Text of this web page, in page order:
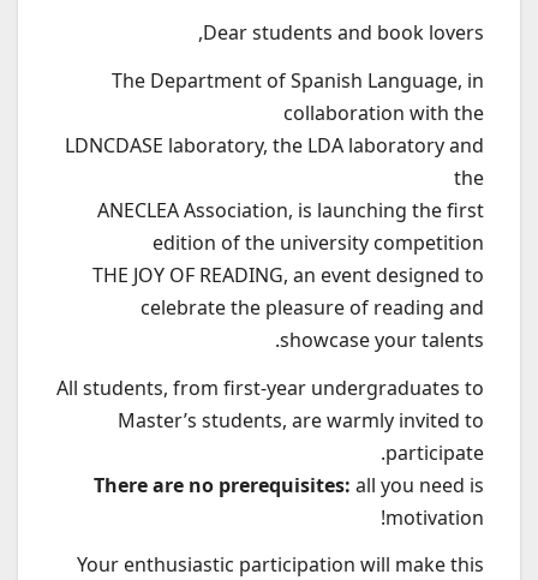
Dear students and book lovers,
The Department of Spanish Language, in
collaboration with the
LDNCDASE laboratory, the LDA laboratory and
the
ANECLEA Association, is launching the first
edition of the university competition
THE JOY OF READING, an event designed to
celebrate the pleasure of reading and
showcase your talents.
All students, from first-year undergraduates to
Master’s students, are warmly invited to
participate.
There are no prerequisites: all you need is
motivation!
Your enthusiastic participation will make this